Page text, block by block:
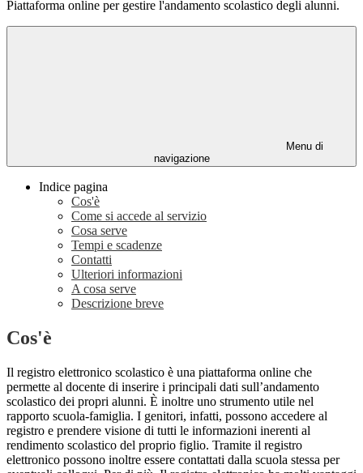
Piattaforma online per gestire l'andamento scolastico degli alunni.
Menu di
navigazione
Indice pagina
Cos'è
Come si accede al servizio
Cosa serve
Tempi e scadenze
Contatti
Ulteriori informazioni
A cosa serve
Descrizione breve
Cos'è
Il registro elettronico scolastico è una piattaforma online che
permette al docente di inserire i principali dati sull’andamento
scolastico dei propri alunni. È inoltre uno strumento utile nel
rapporto scuola-famiglia. I genitori, infatti, possono accedere al
registro e prendere visione di tutti le informazioni inerenti al
rendimento scolastico del proprio figlio. Tramite il registro
elettronico possono inoltre essere contattati dalla scuola stessa per